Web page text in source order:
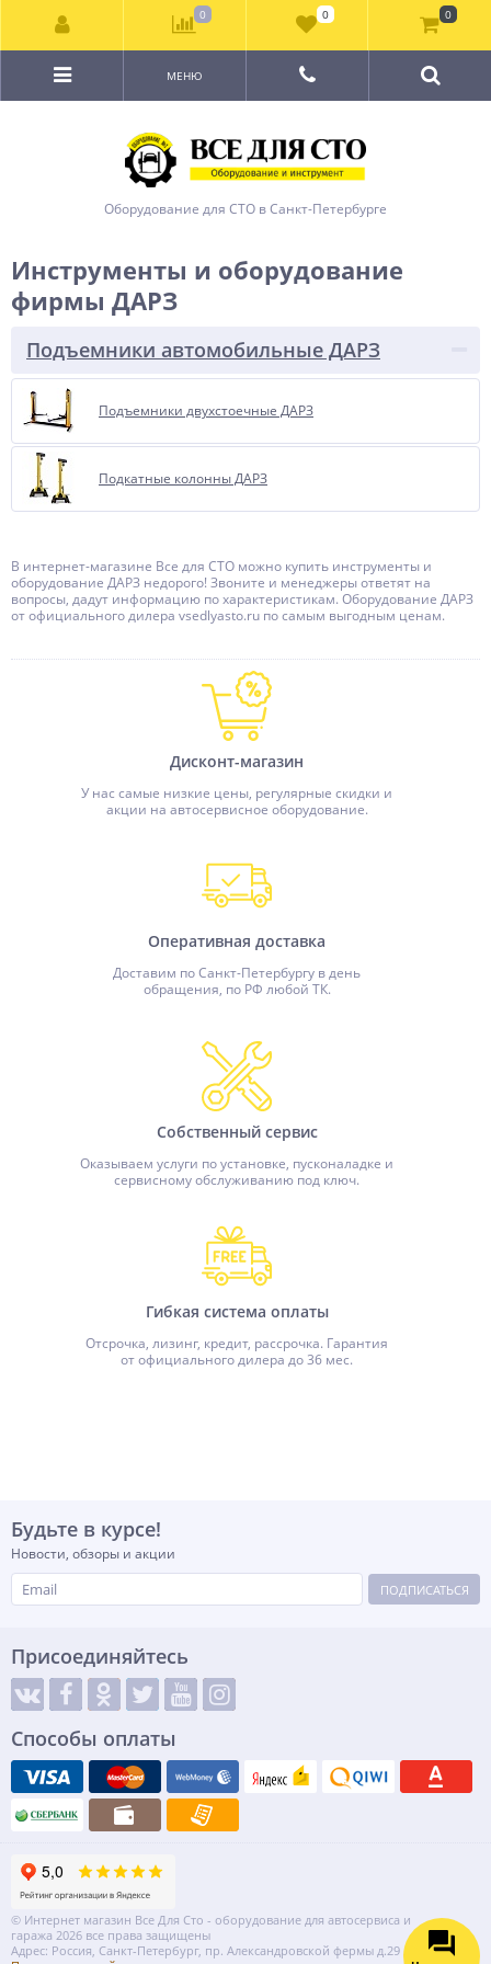
Оборудование для СТО в Санкт-Петербурге
МЕНЮ
Инструменты и оборудование
фирмы ДАРЗ
Подъемники автомобильные ДАРЗ
Подъемники двухстоечные ДАРЗ
Подкатные колонны ДАРЗ
В интернет-магазине Все для СТО можно купить инструменты и
оборудование ДАРЗ недорого! Звоните и менеджеры ответят на
вопросы, дадут информацию по характеристикам. Оборудование ДАРЗ
от официального дилера vsedlyasto.ru по самым выгодным ценам.
Дисконт-магазин
У нас самые низкие цены, регулярные скидки и
акции на автосервисное оборудование.
Оперативная доставка
Доставим по Санкт-Петербургу в день
обращения, по РФ любой ТК.
Собственный сервис
Оказываем услуги по установке, пусконаладке и
сервисному обслуживанию под ключ.
Гибкая система оплаты
Отсрочка, лизинг, кредит, рассрочка. Гарантия
от официального дилера до 36 мес.
Будьте в курсе!
Новости, обзоры и акции
ПОДПИСАТЬСЯ
Присоединяйтесь
Способы оплаты
© Интернет магазин Все Для Сто - оборудование для автосервиса и
гаража 2026 все права защищены
Адрес: Россия, Санкт-Петербург, пр. Александровской фермы д.29 литер ВГ
0 0 0